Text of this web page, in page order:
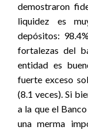
demostraron
liquidez es
depósitos:
fortalezas del
entidad es
fuerte exceso
(8.1 veces). Si
a la que el
una merma